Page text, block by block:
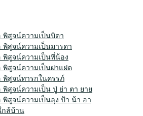
พิสูจน์ความเป็นบิดา
พิสูจน์ความเป็นมารดา
พิสูจน์ความเป็นพี่น้อง
พิสูจน์ความเป็นฝาแฝด
พิสูจน์ทารกในครรภ์
พิสูจน์ความเป็น ปู่ ย่า ตา ยาย
พิสูจน์ความเป็นลุง ป้า น้า อา
กล้บ้าน